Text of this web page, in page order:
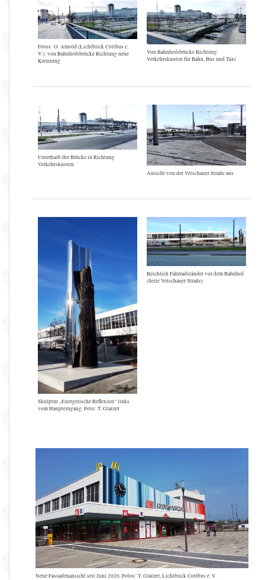
Fotos: O. Arnold (Lichtblick Cottbus e.
V.): von Bahnhofsbrücke Richtung neue
Kreuzung
Von Bahnhofsbrücke Richtung
Verkehrsknoten für Bahn, Bus und Taxi
Unterhalb der Brücke in Richtung
Verkehrsknoten
Ansicht von der Vetschauer Straße aus
Skulptur „Energetische Reflexion“ links
vom Haupteingang, Foto: T. Glatzer
Reichlich Fahrradständer vor dem Bahnhof
(Seite Vetschauer Straße)
Neue Fassadenansicht seit Juni 2020, Fotos: T. Glatzer, Lichtblick Cottbus e. V.